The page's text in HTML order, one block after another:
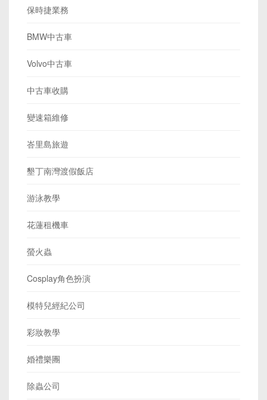
保時捷業務
BMW中古車
Volvo中古車
中古車收購
變速箱維修
峇里島旅遊
墾丁南灣渡假飯店
游泳教學
花蓮租機車
螢火蟲
Cosplay角色扮演
模特兒經紀公司
彩妝教學
婚禮樂團
除蟲公司